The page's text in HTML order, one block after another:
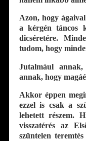
Azon, hogy
a kérgén táncos
dicséretére.
tudom, hogy
Jutalmául
annak, hogy
Akkor éppen
ezzel is csak a
lehetett részem.
visszatérés az
szüntelen